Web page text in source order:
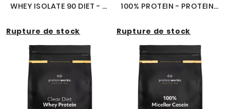
WHEY ISOLATE 90 DIET - PROTEIN WORKS 100% PROTEIN - PROTEIN WORKS
Rupture de stock Rupture de stock